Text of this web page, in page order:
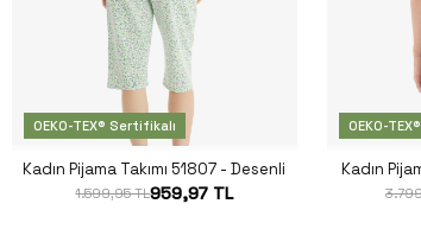
OEKO-TEX® Sertifikalı
Kadın Pijama Takımı 51807 - Desenli
1.599,95 TL959,97 TL
OEKO-
Kadın